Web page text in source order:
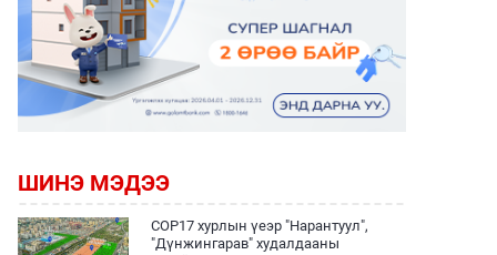
ШИНЭ МЭДЭЭ
COP17 хурлын үеэр "Нарантуул",
"Дүнжингарав" худалдааны